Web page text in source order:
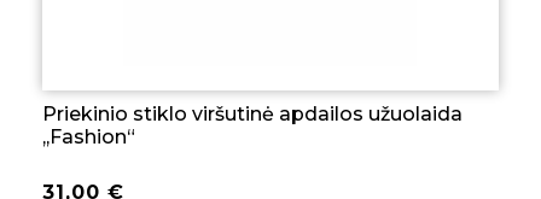
Priekinio stiklo viršutinė apdailos užuolaida
,,Fashion“
31,00 €